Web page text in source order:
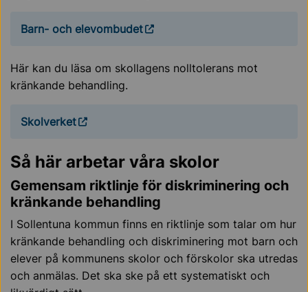
Barn- och elevombudet
Här kan du läsa om skollagens nolltolerans mot
kränkande behandling.
Skolverket
Så här arbetar våra skolor
Gemensam riktlinje för diskriminering och
kränkande behandling
I Sollentuna kommun finns en riktlinje som talar om hur
kränkande behandling och diskriminering mot barn och
elever på kommunens skolor och förskolor ska utredas
och anmälas. Det ska ske på ett systematiskt och